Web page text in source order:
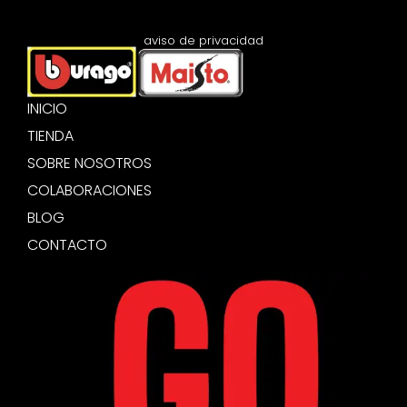
INICIO
TIENDA
SOBRE NOSOTROS
COLABORACIONES
BLOG
CONTACTO
aviso de privacidad